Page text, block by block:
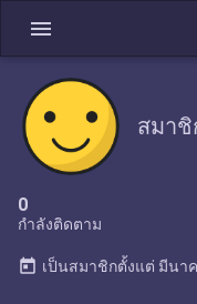
menu
สมาชิ
0
กำลังติดตาม
today เป็นสมาชิกตั้งแต่ มีนา